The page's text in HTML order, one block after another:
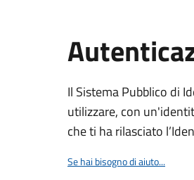
Il Sistema Pubblico di
utilizzare, con
che ti ha rilasciato
Se hai bisogno di aiuto...